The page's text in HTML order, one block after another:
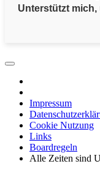
Unterstützt
Impressum
Cookie Nutzung
Links
Boardregeln
Alle Zeiten sind